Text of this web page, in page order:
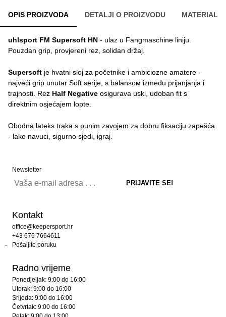
OPIS PROIZVODA DETALJI O PROIZVODU MATERIAL
uhlsport FM Supersoft HN - ulaz u Fangmaschine liniju.
Pouzdan grip, provjereni rez, solidan držaj.
Supersoft je hvatni sloj za početnike i ambiciozne amatere -
najveći grip unutar Soft serije, s balansом između prijanjanja i
trajnosti. Rez Half Negative osigurava uski, udoban fit s
direktnim osjećajem lopte.
Obodna lateks traka s punim zavojem za dobru fiksaciju zapešća
- lako navuci, sigurno sjedi, igraj.
Newsletter
Kontakt
office@keepersport.hr
+43 676 7664611
Pošaljite poruku
Radno vrijeme
Ponedjeljak: 9:00 do 16:00
Utorak: 9:00 do 16:00
Srijeda: 9:00 do 16:00
Četvrtak: 9:00 do 16:00